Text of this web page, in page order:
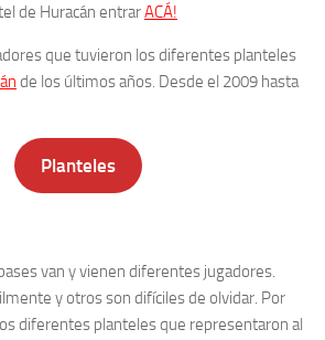
de Huracán entrarACÁ!
que tuvieron los diferentes planteles
de los últimos años. Desde el 2009 hasta
Planteles
van y vienen diferentes jugadores.
y otros son difíciles de olvidar. Por
diferentes planteles que representaron al